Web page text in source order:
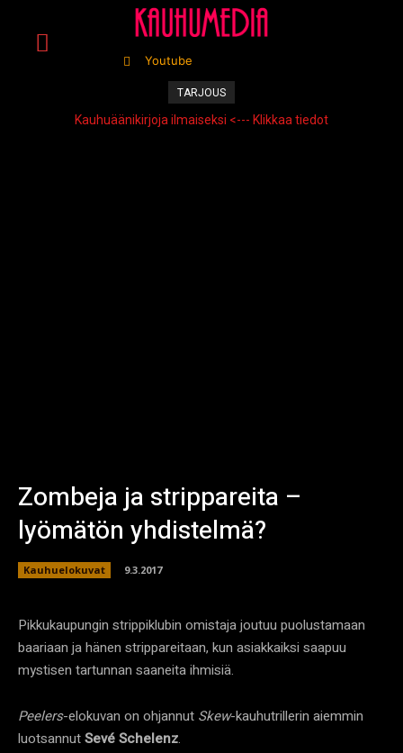
Youtube
TARJOUS
Kauhuäänikirjoja ilmaiseksi <--- Klikkaa tiedot
Zombeja ja strippareita –
lyömätön yhdistelmä?
Kauhuelokuvat 9.3.2017
Pikkukaupungin strippiklubin omistaja joutuu puolustamaan
baariaan ja hänen strippareitaan, kun asiakkaiksi saapuu
mystisen tartunnan saaneita ihmisiä.
Peelers-elokuvan on ohjannut Skew-kauhutrillerin aiemmin
luotsannutSevé Schelenz.